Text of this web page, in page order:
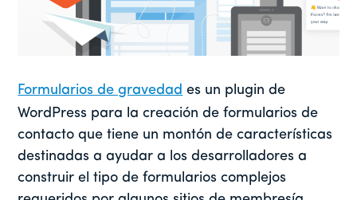
Formularios de gravedad es un plugin de
WordPress para la creación de formularios de
contacto que tiene un montón de características
destinadas a ayudar a los desarrolladores a
construir el tipo de formularios complejos